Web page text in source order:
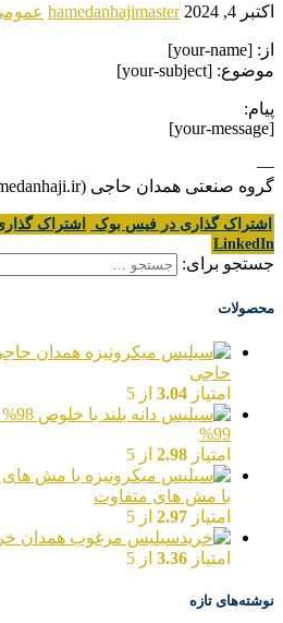
اکتبر 4, 2024 hamedanhajimaster
از: [your-name]
موضوع: [your-subject]
پیام:
[your-message]
—
گروه صنعتی همدان حاجی (https://www.hamedanhaji.ir)
اشتراک گذاری در فیس بوک اشتراک
LinkedIn
جستجو برای:
محصولات
حاجی
امتیاز 3.04 از 5
99%
امتیاز 2.98 از 5
با مش های متفاوت
امتیاز 2.97 از 5
امتیاز 3.36 از 5
نوشته‌های تازه